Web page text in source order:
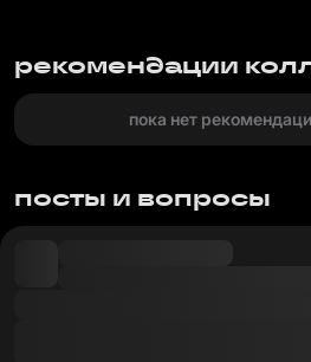
рекомендации
пока нет
посты и вопросы